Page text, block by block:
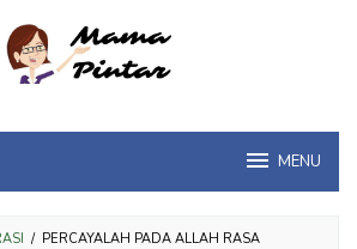
MENU
/ PERCAYALAH PADA ALLAH RASA